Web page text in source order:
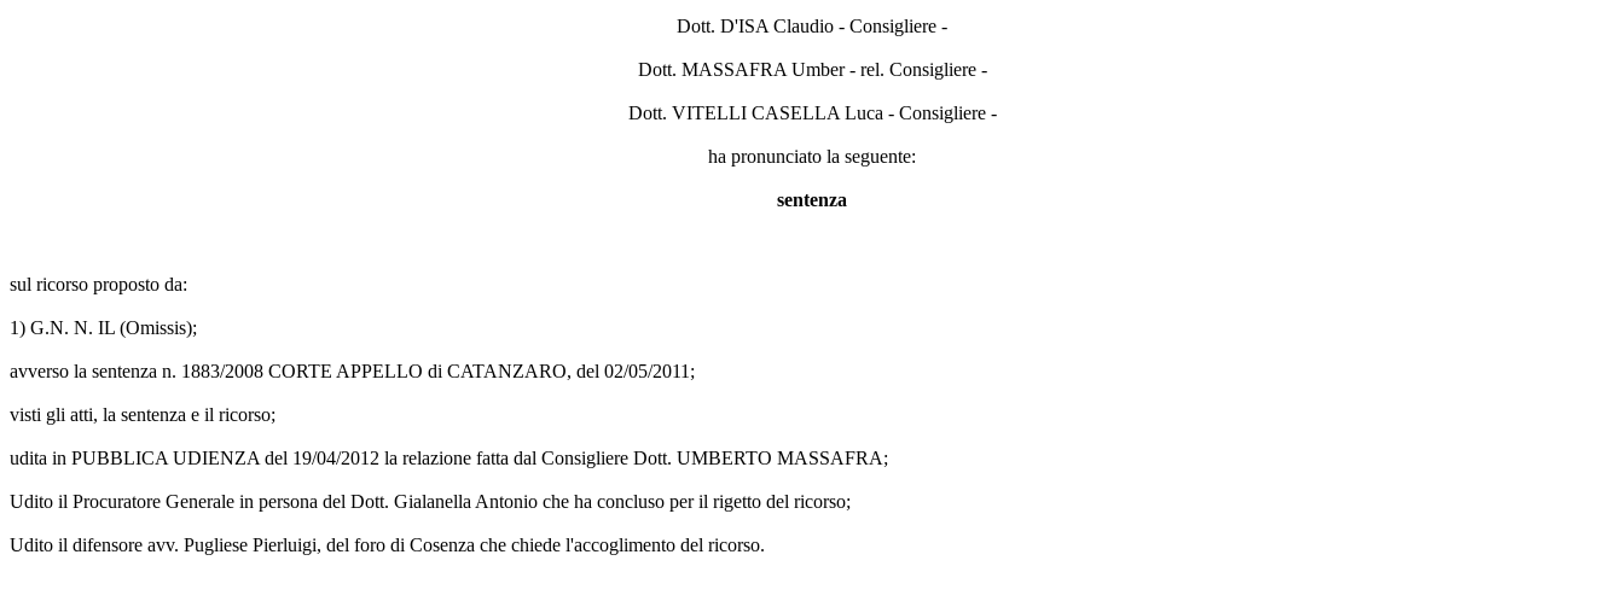
Dott. D'ISA Claudio - Consigliere -
Dott. MASSAFRA Umber - rel. Consigliere -
Dott. VITELLI CASELLA Luca - Consigliere -
ha pronunciato la seguente:
sentenza
sul ricorso proposto da:
1) G.N. N. IL (Omissis);
avverso la sentenza n. 1883/2008 CORTE APPELLO di CATANZARO, del 02/05/2011;
visti gli atti, la sentenza e il ricorso;
udita in PUBBLICA UDIENZA del 19/04/2012 la relazione fatta dal Consigliere Dott. UMBERTO MASSAFRA;
Udito il Procuratore Generale in persona del Dott. Gialanella Antonio che ha concluso per il rigetto del ricorso;
Udito il difensore avv. Pugliese Pierluigi, del foro di Cosenza che chiede l'accoglimento del ricorso.